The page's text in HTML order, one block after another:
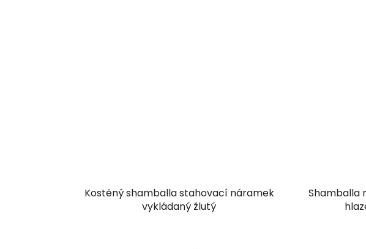
Kostěný shamballa stahovací náramek
vykládaný žlutý
Shamballa